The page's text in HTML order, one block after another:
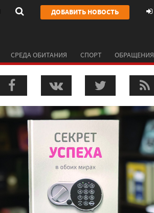
ДОБАВИТЬ НОВОСТЬ
СРЕДА ОБИТАНИЯ СПОРТ ОБРАЩЕНИЯ